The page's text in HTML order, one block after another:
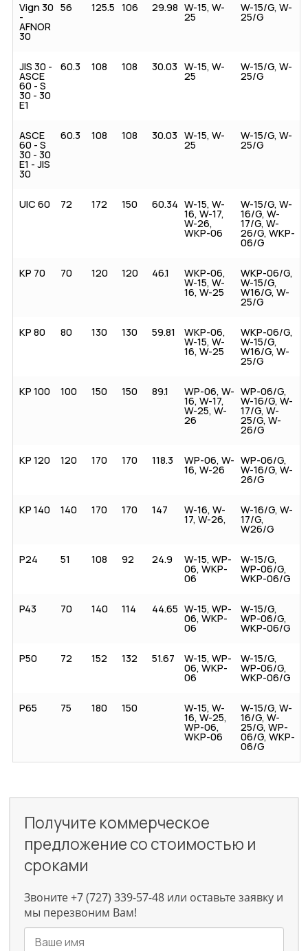
Vign 30
-
AFNOR
30
56 125.5 106 29.98 W-15, W-
25
W-15/G, W-
25/G
JIS 30 -
ASCE
60 - S
30 - 30
E1
60.3 108 108 30.03 W-15, W-
25
W-15/G, W-
25/G
ASCE
60 - S
30 - 30
E1 - JIS
30
60.3 108 108 30.03 W-15, W-
25
W-15/G, W-
25/G
UIC 60 72 172 150 60.34 W-15, W-
16, W-17,
W-26,
WKP-06
W-15/G, W-
16/G, W-
17/G, W-
26/G, WKP-
06/G
KP 70 70 120 120 46.1 WKP-06,
W-15, W-
16, W-25
WKP-06/G,
W-15/G,
W16/G, W-
25/G
KP 80 80 130 130 59.81 WKP-06,
W-15, W-
16, W-25
WKP-06/G,
W-15/G,
W16/G, W-
25/G
KP 100 100 150 150 89.1 WP-06, W-
16, W-17,
W-25, W-
26
WP-06/G,
W-16/G, W-
17/G, W-
25/G, W-
26/G
KP 120 120 170 170 118.3 WP-06, W-
16, W-26
WP-06/G,
W-16/G, W-
26/G
KP 140 140 170 170 147 W-16, W-
17, W-26,
W-16/G, W-
17/G,
W26/G
P24 51 108 92 24.9 W-15, WP-
06, WKP-
06
W-15/G,
WP-06/G,
WKP-06/G
P43 70 140 114 44.65 W-15, WP-
06, WKP-
06
W-15/G,
WP-06/G,
WKP-06/G
P50 72 152 132 51.67 W-15, WP-
06, WKP-
06
W-15/G,
WP-06/G,
WKP-06/G
P65 75 180 150 W-15, W-
16, W-25,
WP-06,
WKP-06
W-15/G, W-
16/G, W-
25/G, WP-
06/G, WKP-
06/G
Получите коммерческое
предложение со стоимостью и
сроками
Звоните +7 (727) 339-57-48 или оставьте заявку и
мы перезвоним Вам!